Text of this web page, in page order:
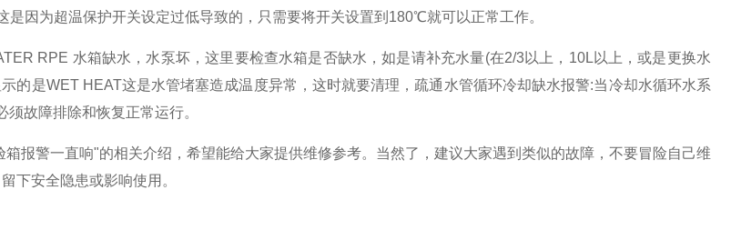
因为超温保护开关设定过低导致的，只需要将开关设置到180℃就可以正常工作。
RPE 水箱缺水，水泵坏，这里要检查水箱是否缺水，如是请补充水量(在2/3以上，10L以上，或是更换水
的是WET HEAT这是水管堵塞造成温度异常，这时就要清理，疏通水管循环冷却缺水报警:当冷却水循环水系
故障排除和恢复正常运行。
警一直响"的相关介绍，希望能给大家提供维修参考。当然了，建议大家遇到类似的故障，不要冒险自己维
下安全隐患或影响使用。